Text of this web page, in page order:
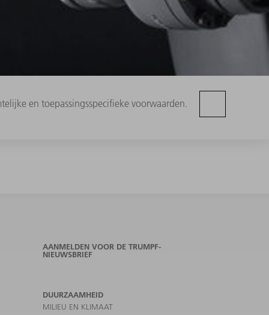
en toepassingsspecifieke voorwaarden.
AANMELDEN VOOR DE TRUMPF-
NIEUWSBRIEF
DUURZAAMHEID
MILIEU EN KLIMAAT